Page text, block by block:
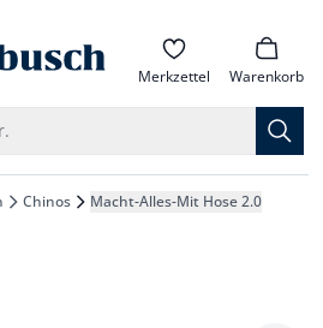
Startseite Merkzettel Warenkorb
Chinos Macht-Alles-Mit Hose 2.0